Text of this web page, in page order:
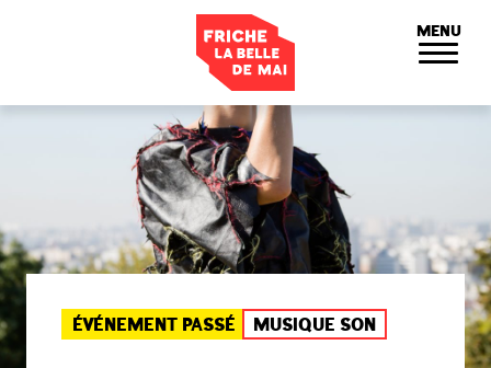
MENU
ÉVÉNEMENT PASSÉ MUSIQUE SON
Panneau de gestion des cookies